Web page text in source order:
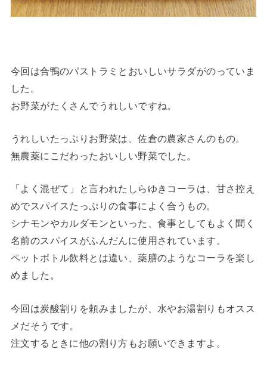
今回は合鴨のパストラミとおいしいサラダがのっていま
した。
お野菜がたくさんでうれしいですね。
うれしいたっぷりお野菜は、佐倉の農家さんのもの。
無農薬にこだわったおいしい野菜でした。
「よく混ぜて」と言われたしらゆきコーラは、甘さ控え
めでスパイスたっぷりの食事によく合うもの。
シナモンやカルダモンといった、食事としてもよく聞く
名前のスパイスがふんだんに使用されています。
ペットボトル飲料とは違い、薬膳のようなコーラを楽し
めました。
今回は炭酸割りを頼みましたが、水やお湯割りもオスス
メだそうです。
注文するときに他の割り方もお願いできますよ。